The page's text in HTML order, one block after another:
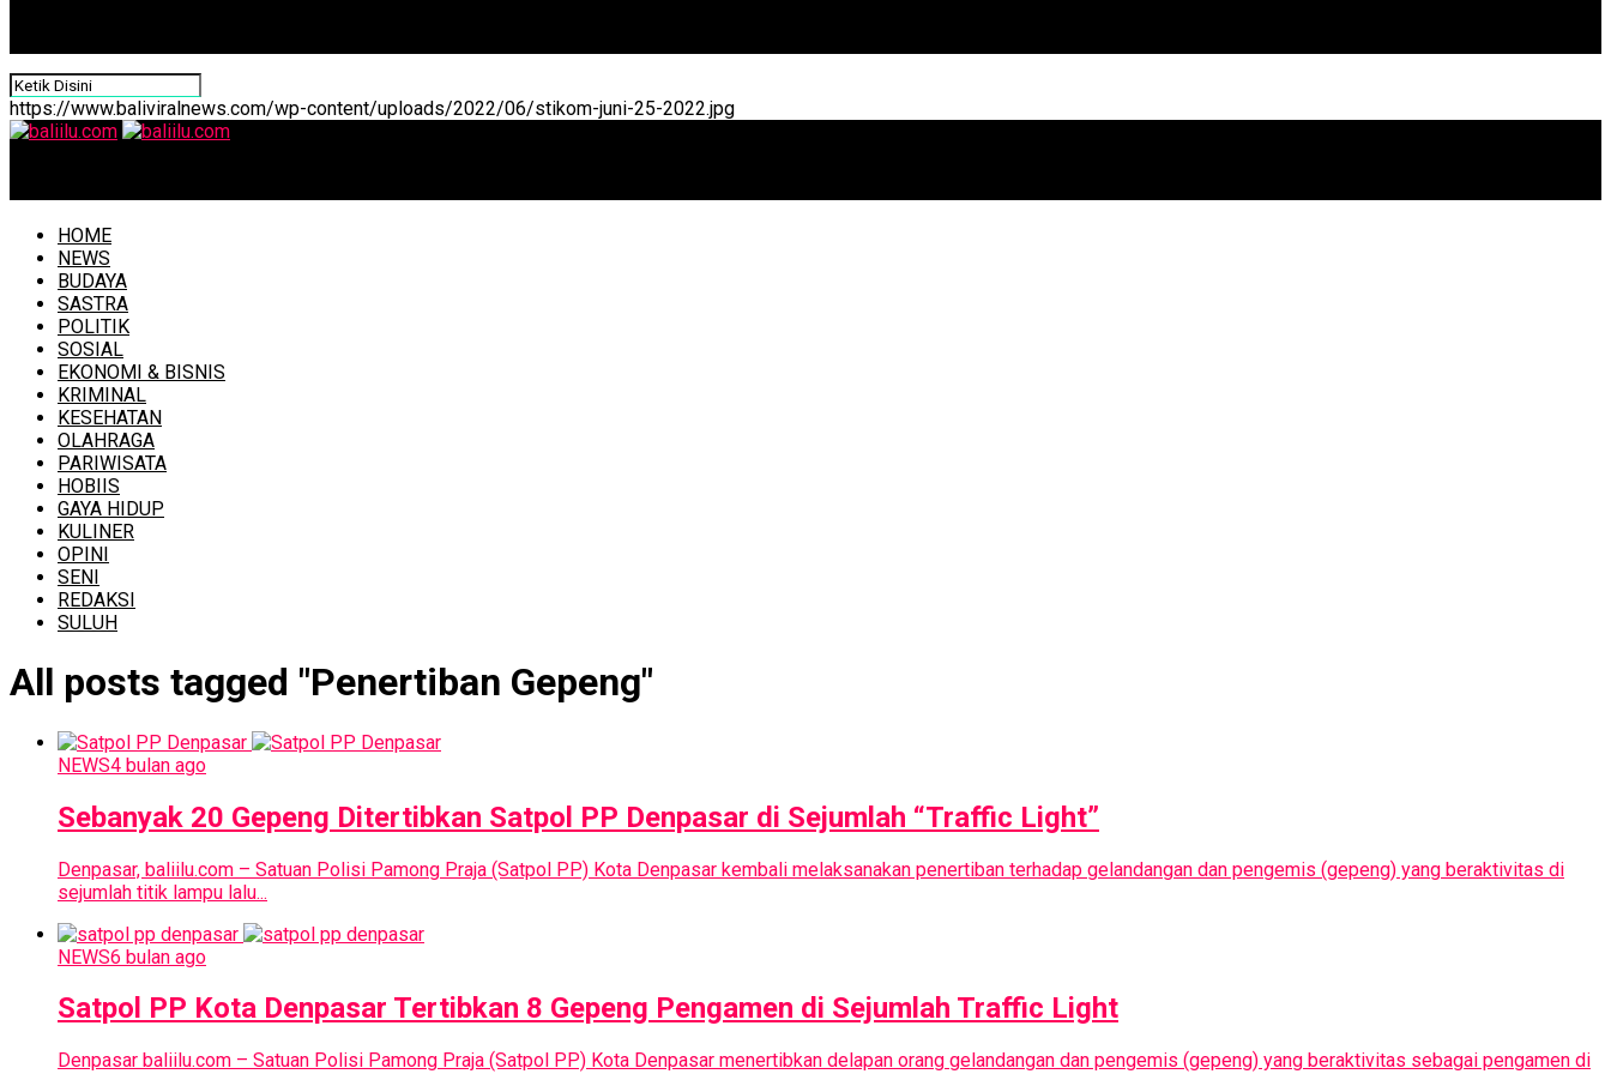
https://www.baliviralnews.com/wp-content/uploads/2022/06/stikom-juni-25-2022.jpg
HOME
NEWS
BUDAYA
SASTRA
POLITIK
SOSIAL
EKONOMI & BISNIS
KRIMINAL
KESEHATAN
OLAHRAGA
PARIWISATA
HOBIIS
GAYA HIDUP
KULINER
OPINI
SENI
REDAKSI
SULUH
All posts tagged "Penertiban Gepeng"
NEWS4 bulan ago
Sebanyak 20 Gepeng Ditertibkan Satpol PP Denpasar di Sejumlah “Traffic Light”
Denpasar, baliilu.com – Satuan Polisi Pamong Praja (Satpol PP) Kota Denpasar kembali melaksanakan penertiban terhadap gelandangan dan pengemis (gepeng) yang beraktivitas di
sejumlah titik lampu lalu...
NEWS6 bulan ago
Satpol PP Kota Denpasar Tertibkan 8 Gepeng Pengamen di Sejumlah Traffic Light
Denpasar baliilu.com – Satuan Polisi Pamong Praja (Satpol PP) Kota Denpasar menertibkan delapan orang gelandangan dan pengemis (gepeng) yang beraktivitas sebagai pengamen di